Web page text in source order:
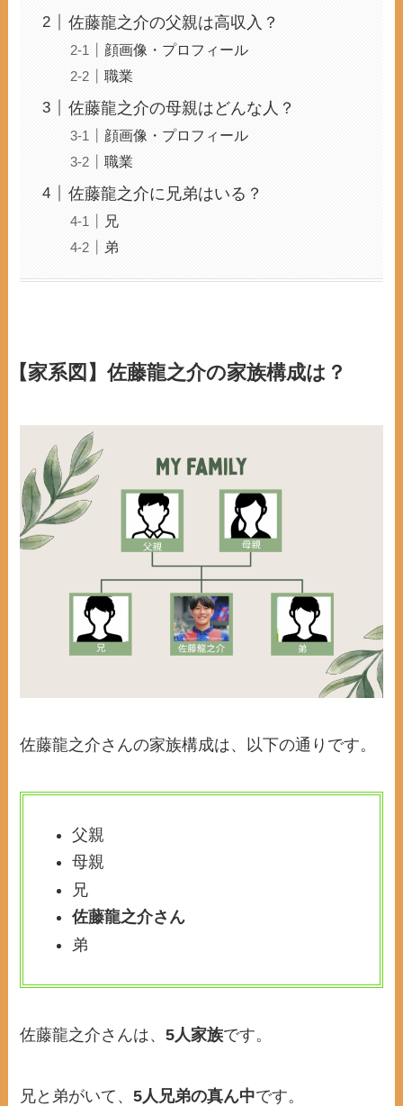
佐藤龍之介の父親は高収入？
顔画像・プロフィール
職業
佐藤龍之介の母親はどんな人？
顔画像・プロフィール
職業
佐藤龍之介に兄弟はいる？
兄
弟
【家系図】佐藤龍之介の家族構成は？
佐藤龍之介さんの家族構成は、以下の通りです。
父親
母親
兄
佐藤龍之介さん
弟
佐藤龍之介さんは、5人家族です。
兄と弟がいて、5人兄弟の真ん中です。